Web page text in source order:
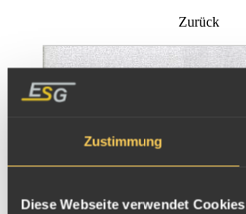
Zustimmung
Diese Webseite verwendet Cookies
Zurück